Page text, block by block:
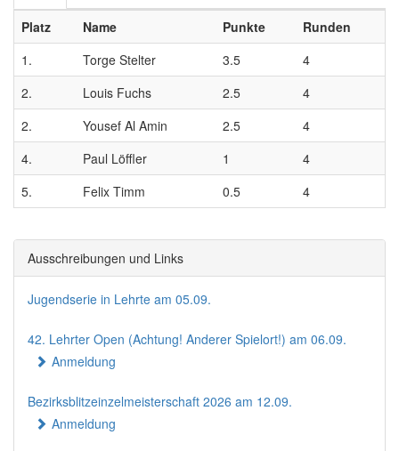
Platz Name Punkte
Runden
1.
Torge Stelter 3.5
4
2.
Louis Fuchs 2.5
4
2.
Yousef Al Amin 2.5
4
4.
Paul Löffler 1
4
5.
Felix Timm 0.5 4
Ausschreibungen und Links
Jugendserie in Lehrte am 05.09.
42. Lehrter Open (Achtung! Anderer Spielort!) am 06.09.
Anmeldung
Bezirksblitzeinzelmeisterschaft 2026 am 12.09.
Anmeldung